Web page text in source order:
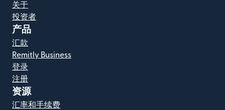
关于
投资者
产品
汇款
Remitly Business
登录
注册
资源
汇率和手续费